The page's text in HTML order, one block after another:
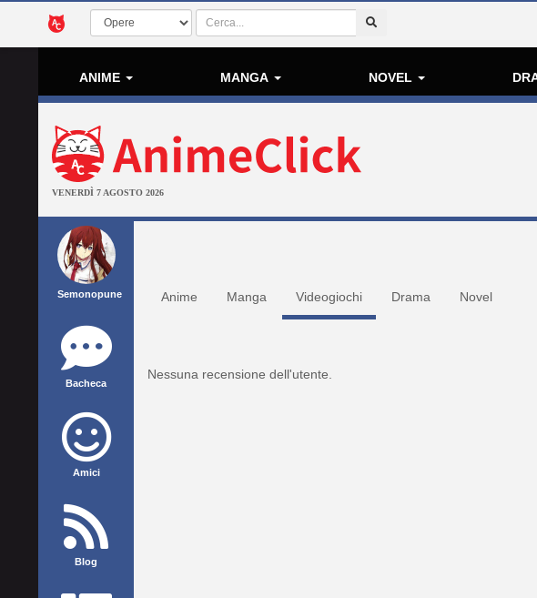
ANIME MANGA NOVEL
VENERDÌ 7 AGOSTO 2026
Semonopune
Bacheca
Amici
Blog
Anime Manga Videogiochi Drama Novel
Nessuna recensione dell'utente.